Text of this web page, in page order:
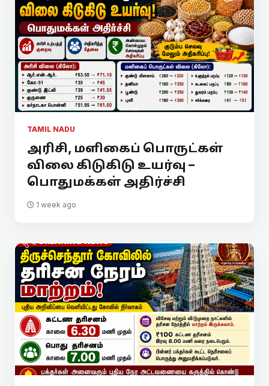
TAMIL NADU
அரிசி, மளிகைப் பொருட்கள்
விலை கிடுகிடு உயர்வு –
பொதுமக்கள் அதிர்ச்சி
1 week ago